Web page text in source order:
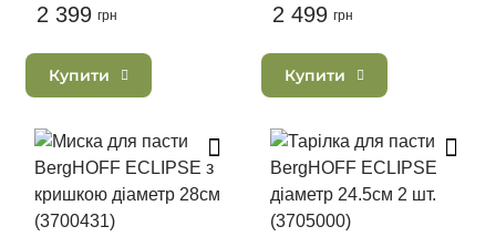
2 399 грн
Купити
2 499 грн
Купити